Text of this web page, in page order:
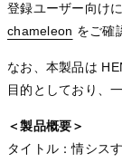
登録ユーザー向け
chameleon
chameleon
chameleon をご確
なお、本製品は
目的としており、
＜製品概要＞
タイトル：情シス